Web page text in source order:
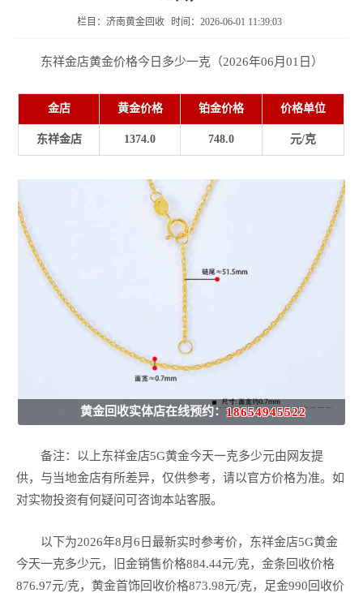
栏目：济南黄金回收 时间： 2026-06-01 11:39:03
东祥金店黄金价格今日多少一克（2026年06月01日）
金店 黄金价格 铂金价格 价格单位
东祥金店 1374.0 748.0 元/克
黄金回收实体店在线预约：18654945522
备注：以上东祥金店5G黄金今天一克多少元由网友提
供，与当地金店有所差异，仅供参考，请以官方价格为准。如
对实物投资有何疑问可咨询本站客服。
以下为2026年8月6日最新实时参考价，东祥金店5G黄金
今天一克多少元，旧金销售价格884.44元/克，金条回收价格
876.97元/克，黄金首饰回收价格873.98元/克，足金990回收价